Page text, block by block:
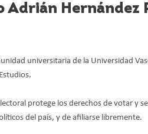
Adrián Hernández
universitaria de la Universidad
protege los derechos de votar y
del país, y de afiliarse libremente.